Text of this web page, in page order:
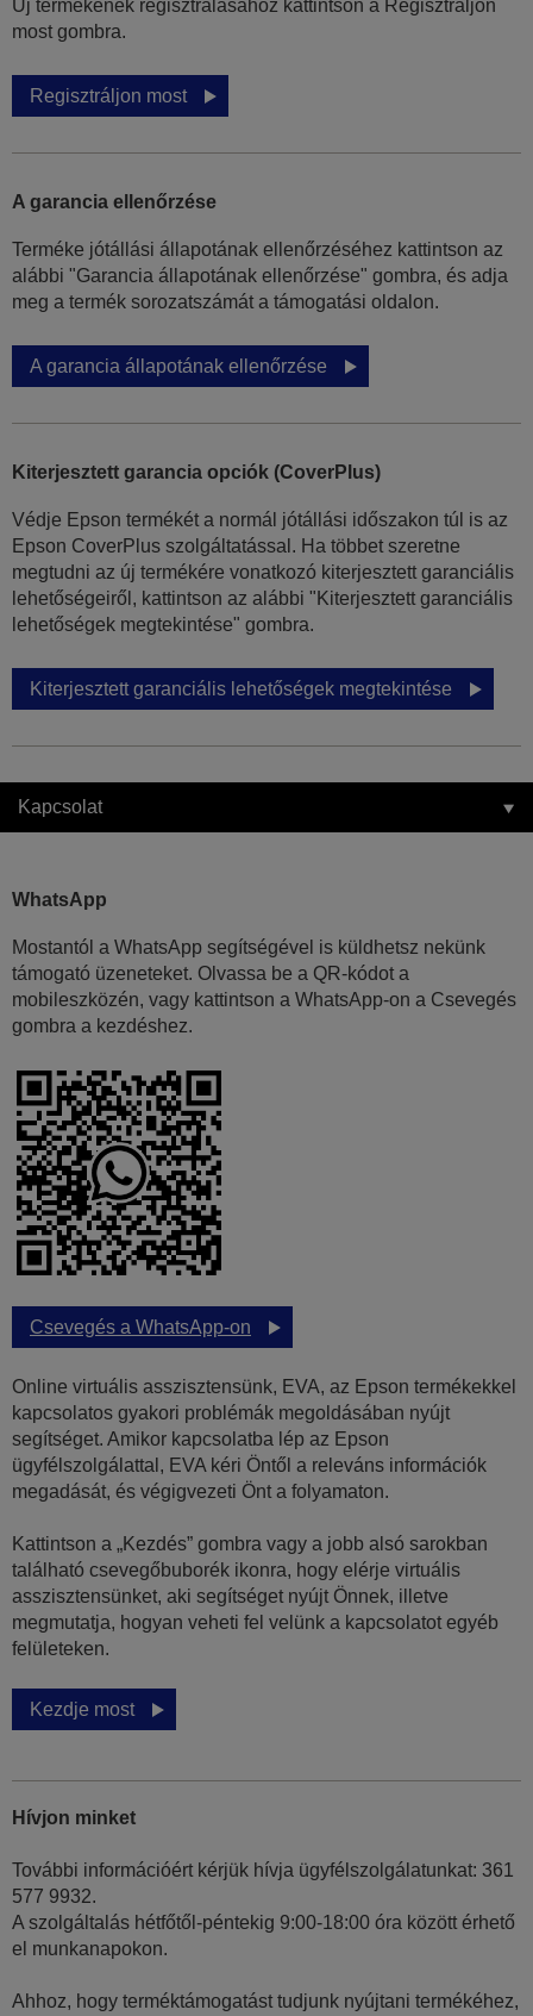
Új termékének regisztrálásához kattintson a Regisztráljon
most gombra.
Regisztráljon most
A garancia ellenőrzése
Terméke jótállási állapotának ellenőrzéséhez kattintson az
alábbi "Garancia állapotának ellenőrzése" gombra, és adja
meg a termék sorozatszámát a támogatási oldalon.
A garancia állapotának ellenőrzése
Kiterjesztett garancia opciók (CoverPlus)
Védje Epson termékét a normál jótállási időszakon túl is az
Epson CoverPlus szolgáltatással. Ha többet szeretne
megtudni az új termékére vonatkozó kiterjesztett garanciális
lehetőségeiről, kattintson az alábbi "Kiterjesztett garanciális
lehetőségek megtekintése" gombra.
Kiterjesztett garanciális lehetőségek megtekintése
Kapcsolat
WhatsApp
Mostantól a WhatsApp segítségével is küldhetsz nekünk
támogató üzeneteket. Olvassa be a QR-kódot a
mobileszközén, vagy kattintson a WhatsApp-on a Csevegés
gombra a kezdéshez.
Csevegés a WhatsApp-on
Online virtuális asszisztensünk, EVA, az Epson termékekkel
kapcsolatos gyakori problémák megoldásában nyújt
segítséget. Amikor kapcsolatba lép az Epson
ügyfélszolgálattal, EVA kéri Öntől a releváns információk
megadását, és végigvezeti Önt a folyamaton.
Kattintson a „Kezdés” gombra vagy a jobb alsó sarokban
található csevegőbuborék ikonra, hogy elérje virtuális
asszisztensünket, aki segítséget nyújt Önnek, illetve
megmutatja, hogyan veheti fel velünk a kapcsolatot egyéb
felületeken.
Kezdje most
Hívjon minket
További információért kérjük hívja ügyfélszolgálatunkat: 361
577 9932.
A szolgáltalás hétfőtől-péntekig 9:00-18:00 óra között érhető
el munkanapokon.
Ahhoz, hogy terméktámogatást tudjunk nyújtani termékéhez,